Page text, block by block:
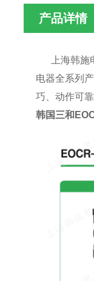
产品详情
上海韩施电
电器全系列
巧、动作可
韩国三和